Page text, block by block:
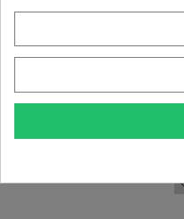
Caudalie Vinosun